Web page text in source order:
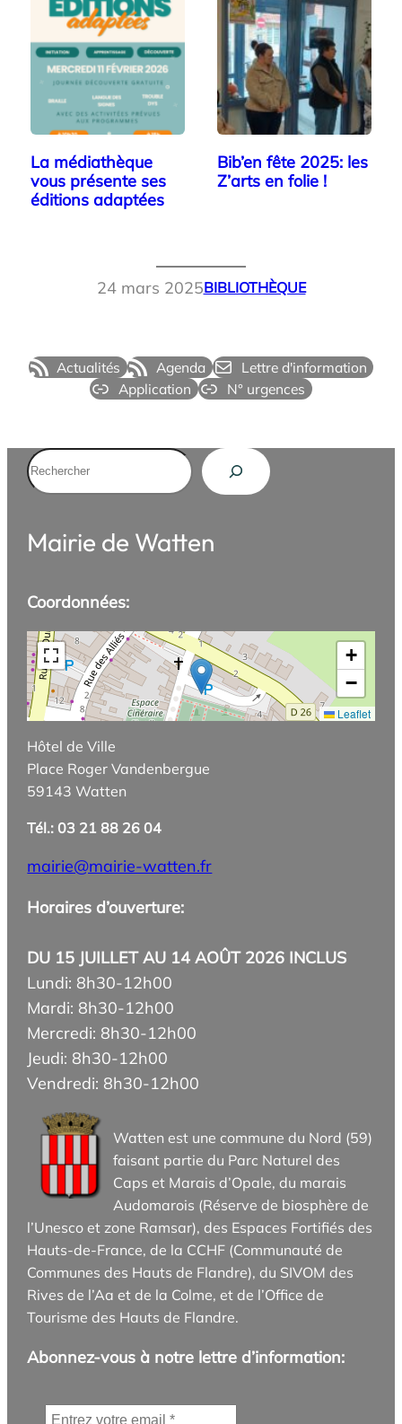
La médiathèque
vous présente ses
éditions adaptées
Bib’en fête 2025: les
Z’arts en folie !
24 mars 2025BIBLIOTHÈQUE
Actualités Agenda
Lettre d'information
Application
N° urgences
Rechercher
Mairie de Watten
Coordonnées:
+
−
Leaflet
Hôtel de Ville
Place Roger Vandenbergue
59143 Watten
Tél.: 03 21 88 26 04
mairie@mairie-watten.fr
Horaires d’ouverture:
DU 15 JUILLET AU 14 AOÛT 2026 INCLUS
Lundi: 8h30-12h00
Mardi: 8h30-12h00
Mercredi: 8h30-12h00
Jeudi: 8h30-12h00
Vendredi: 8h30-12h00
Watten est une commune du Nord (59)
faisant partie du Parc Naturel des
Caps et Marais d’Opale, du marais
Audomarois (Réserve de biosphère de
l’Unesco et zone Ramsar), des Espaces Fortifiés des
Hauts-de-France, de la CCHF (Communauté de
Communes des Hauts de Flandre), du SIVOM des
Rives de l’Aa et de la Colme, et de l’Office de
Tourisme des Hauts de Flandre.
Abonnez-vous à notre lettre d’information: